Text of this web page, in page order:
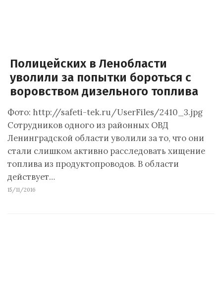
Полицейских в Ленобласти
уволили за попытки бороться с
воровством дизельного топлива
Фото: http://safeti-tek.ru/UserFiles/2410_3.jpg
Сотрудников одного из районных ОВД
Ленинградской области уволили за то, что они
стали слишком активно расследовать хищение
топлива из продуктопроводов. В области
действует…
15/11/2016